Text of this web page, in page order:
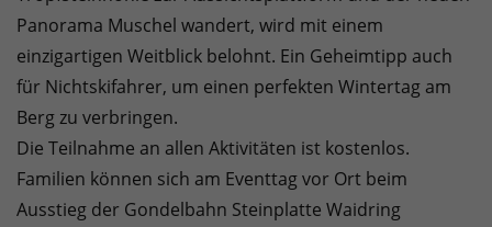
Panorama Muschel wandert, wird mit einem
einzigartigen Weitblick belohnt. Ein Geheimtipp auch
für Nichtskifahrer, um einen perfekten Wintertag am
Berg zu verbringen.
Die Teilnahme an allen Aktivitäten ist kostenlos.
Familien können sich am Eventtag vor Ort beim
Ausstieg der Gondelbahn Steinplatte Waidring